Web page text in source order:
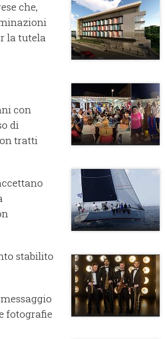
che,
la tutela
con
di
tratti
stabilito
fotografie